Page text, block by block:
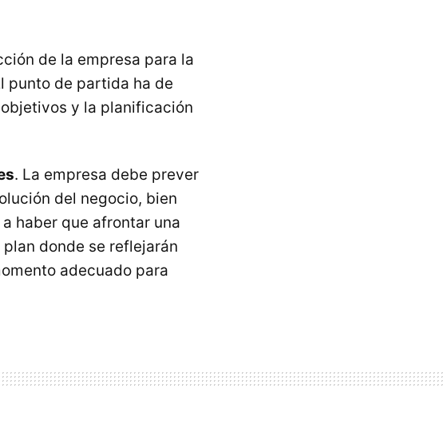
de la empresa para la
punto de partida ha de
y la planificación
. La empresa debe prever
del negocio, bien
haber que afrontar una
donde se reflejarán
adecuado para